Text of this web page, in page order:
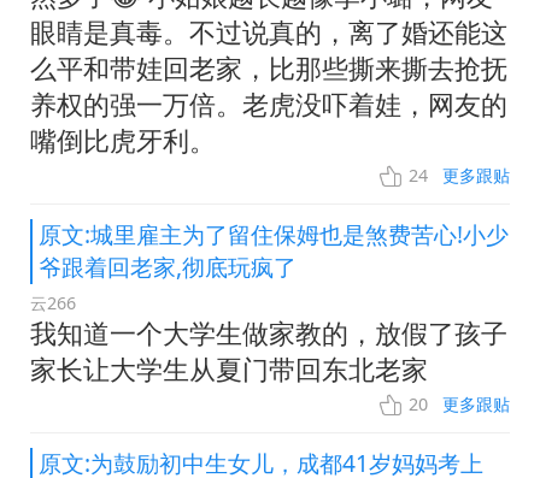
眼睛是真毒。不过说真的，离了婚还能这
么平和带娃回老家，比那些撕来撕去抢抚
养权的强一万倍。老虎没吓着娃，网友的
嘴倒比虎牙利。
24 更多跟贴
原文:城里雇主为了留住保姆也是煞费苦心!小少
爷跟着回老家,彻底玩疯了
云266
我知道一个大学生做家教的，放假了孩子
家长让大学生从夏门带回东北老家
20 更多跟贴
原文:为鼓励初中生女儿，成都41岁妈妈考上